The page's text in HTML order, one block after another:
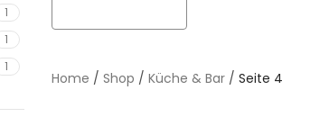
1
1
1
Home / Shop / Küche & Bar/ Seite 4